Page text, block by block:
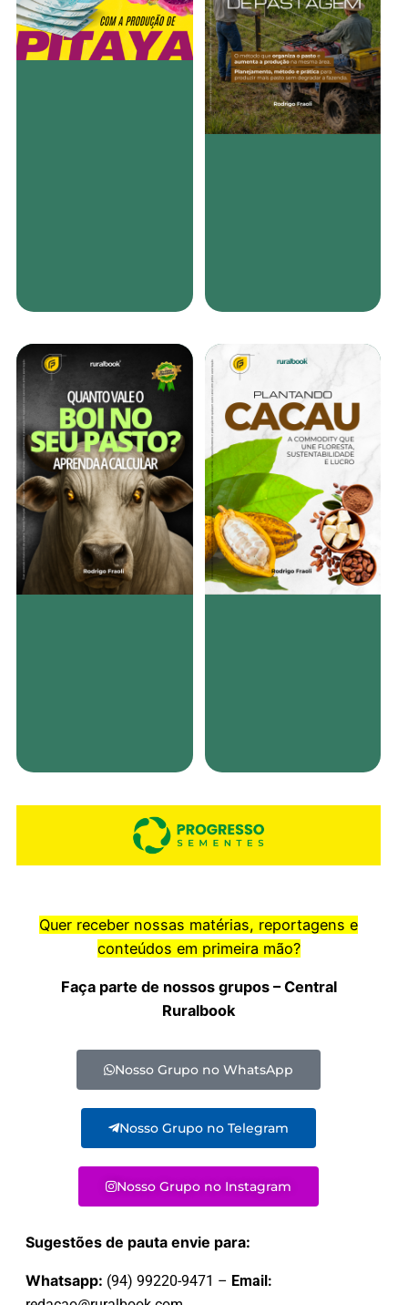
Quer receber nossas matérias, reportagens e
conteúdos em primeira mão?
Faça parte de nossos grupos – Central
Ruralbook
Nosso Grupo no WhatsApp
Nosso Grupo no Telegram
Nosso Grupo no Instagram
Sugestões de pauta envie para:
Whatsapp: (94) 99220-9471 – Email: